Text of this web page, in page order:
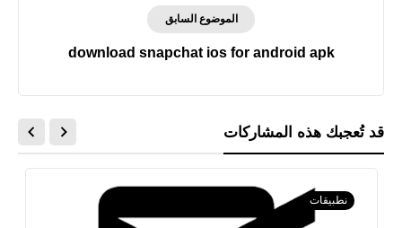
الموضوع السابق
download snapchat ios for android apk
قد تُعجبك هذه المشاركات
نطبيقات